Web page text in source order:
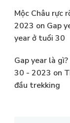
Mộc Châu rực
2023 on Gap
year ở tuổi 30
Gap year là
30 - 2023 on
đầu trekking